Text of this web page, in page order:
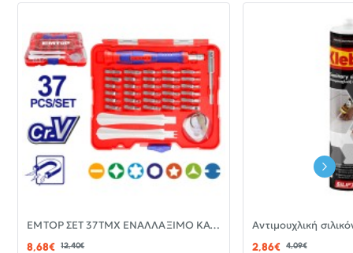
-30%EMTOP ΣΕΤ 37ΤΜΧ ΕΝΑΛΛΑΞΙΜΟ ΚΑΤΣΑΒΙΔΙ ΜΕ ΜΥΤΕΣ EBST03702
8,68€
12,40€ 2,86€ 4,09€